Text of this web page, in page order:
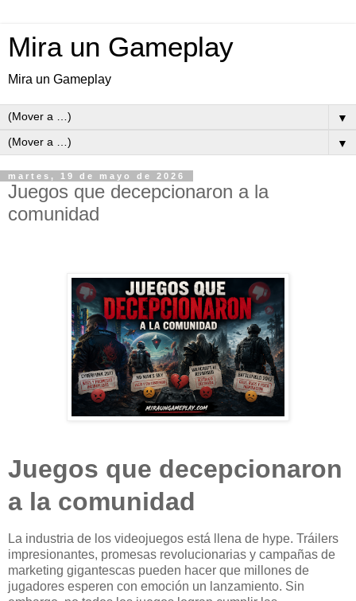
Mira un Gameplay
Mira un Gameplay
▼
▼
martes, 19 de mayo de 2026
Juegos que decepcionaron a la
comunidad
Juegos que decepcionaron
a la comunidad
La industria de los videojuegos está llena de hype. Tráilers
impresionantes, promesas revolucionarias y campañas de
marketing gigantescas pueden hacer que millones de
jugadores esperen con emoción un lanzamiento. Sin